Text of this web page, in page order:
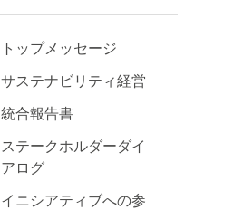
トップメッセージ
サステナビリティ経営
統合報告書
ステークホルダーダイ
アログ
イニシアティブへの参